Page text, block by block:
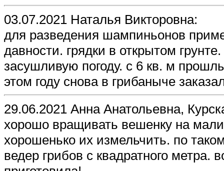
03.07.2021 Наталья Викторовна:
для разведения шампиньонов
давности. грядки в открытом
засушливую погоду. с 6 кв. м
этом году снова в грибаныче
29.06.2021 Анна Анатольевна,
хорошо вращивать вешенку на
хорошенько их измельчить. по
ведер грибов с квадратного метра.